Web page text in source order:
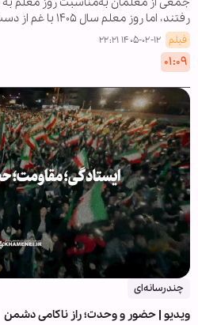
رفتند، اما روز معلم سال ۱۴۰۵ با غم از دست دادن رهبر عزیز گذشت.
فیلم ۱۴۰۵-۰۲-۱۲ ۲۲:۲۱
۰۱:۰۹
چندرسانه‌ای
ویدیو | حضور و وحدت؛ راز ناکامی دشمن